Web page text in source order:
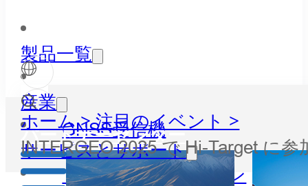
製品一覧
GNSS受信機
トータルステーション
産業
サービスとサポート
パートナーセンター
ホーム >注目のイベント >
INTERGEO 2025 で Hi-Target に